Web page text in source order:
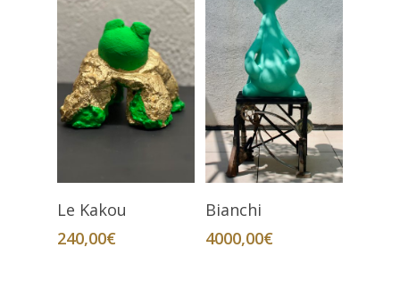
Ajouter Au Panier
Le Kakou
240,00€
Ajouter Au Panier
Bianchi
4000,00€